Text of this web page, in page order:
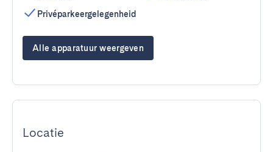
Privéparkeergelegenheid
Alle apparatuur weergeven
Locatie